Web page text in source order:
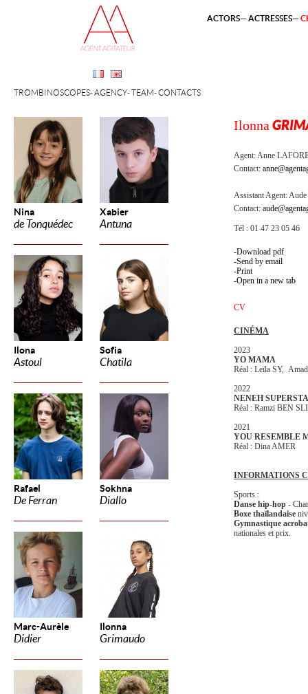
Nina
de Tonquédec
Xabier
Antuna
Ilona
Astoul
Sofia
Chatila
Rafael
De Ferran
Sokhna
Diallo
Marc-Aurèle
Didier
Ilonna
Grimaudo
TROMBINOSCOPES AGENCY TEAM CONTACTS
ACTORS ACTRESSES
Ilonna
Agent:Anne
Contact:
Assistant Agent:Aude
Contact:
Tél : 01 47 23 05 46
Download pdf
Send by email
Print
Open in a new tab
CV
CINÉMA
2023
YO MAMA
Réal : Leïla SY,
2022
NENEH
Réal : Ramzi BEN
2021
YOU RESEMBLE
Réal : Dina AMER
INFORMATIONS
Sports :
Danse hip-hop -
Boxe thaïlandaise
Gymnastique
nationales et prix.